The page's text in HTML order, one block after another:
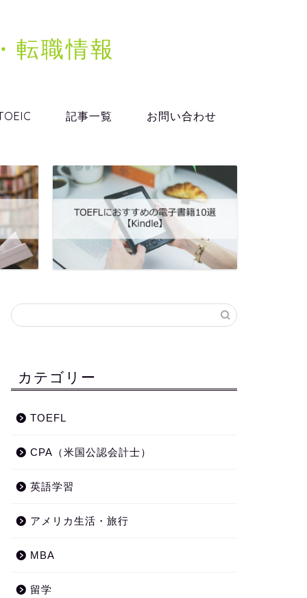
転職情報
記事一覧 お問い合わせ
カテゴリー
TOEFL
CPA（米国公認会計士）
英語学習
アメリカ生活・旅行
MBA
留学